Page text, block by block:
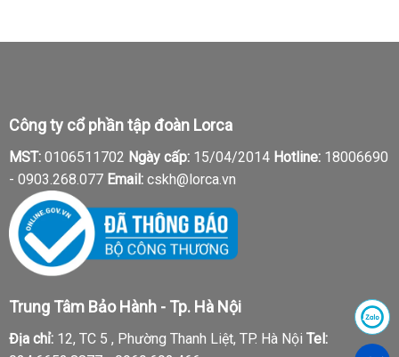
Công ty cổ phần tập đoàn Lorca
MST:0106511702 Ngày cấp:15/04/2014 Hotline:18006690
- 0903.268.077 Email:cskh@lorca.vn
Trung Tâm Bảo Hành - Tp. Hà Nội
Địa chỉ:12, TC 5 , Phường Thanh Liệt, TP. Hà Nội Tel: